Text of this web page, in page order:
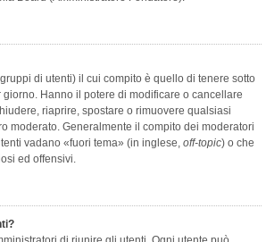
di utenti) il cui compito è quello di tenere sotto
Hanno il potere di modificare o cancellare
riaprire, spostare o rimuovere qualsiasi
moderato. Generalmente il compito dei moderatori
vadano «fuori tema» (in inglese, off-topic) o che
ed offensivi.